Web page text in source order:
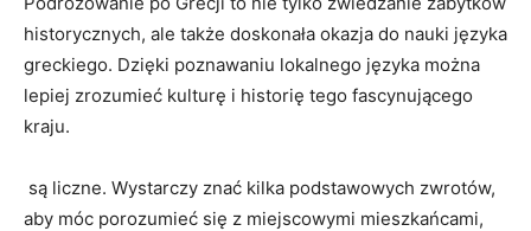
historycznych, ale także doskonała okazja​ do nauki języka
greckiego. Dzięki poznawaniu lokalnego języka można
lepiej⁤ zrozumieć kulturę i historię tego fascynującego
kraju.
⁤ są liczne. Wystarczy znać kilka podstawowych zwrotów,​
aby móc⁤ porozumieć się z miejscowymi mieszkańcami,